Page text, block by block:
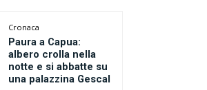
Cronaca
Paura a Capua:
albero crolla nella
notte e si abbatte su
una palazzina Gescal